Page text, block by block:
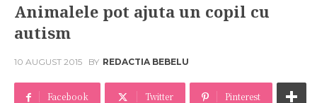
Animalele pot ajuta un copil cu
autism
10 AUGUST 2015 BY REDACTIA BEBELU
Facebook Twitter Pinterest